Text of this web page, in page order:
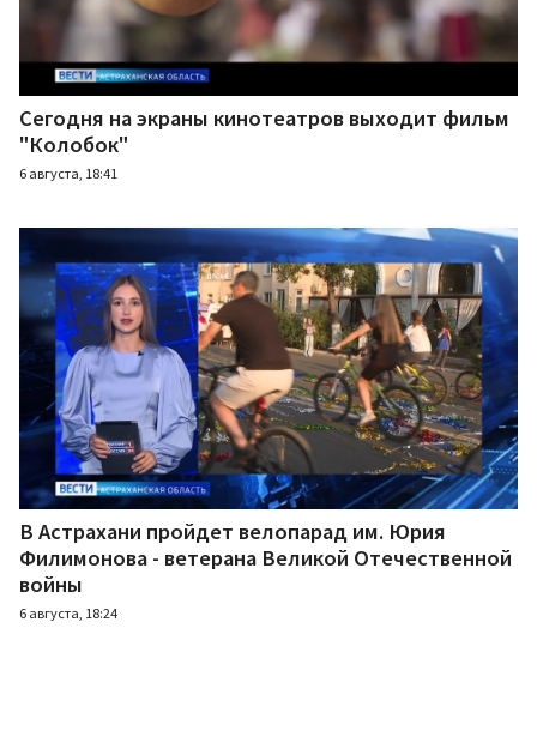
Сегодня на экраны кинотеатров выходит фильм
"Колобок"
6 августа, 18:41
В Астрахани пройдет велопарад им. Юрия
Филимонова - ветерана Великой Отечественной
войны
6 августа, 18:24